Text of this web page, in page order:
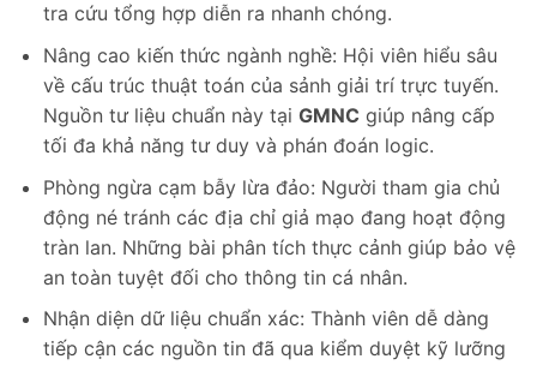
tra cứu tổng hợp diễn ra nhanh chóng.
Nâng cao kiến thức ngành nghề: Hội viên hiểu sâu
về cấu trúc thuật toán của sảnh giải trí trực tuyến.
Nguồn tư liệu chuẩn này tại GMNC giúp nâng cấp
tối đa khả năng tư duy và phán đoán logic.
Phòng ngừa cạm bẫy lừa đảo: Người tham gia chủ
động né tránh các địa chỉ giả mạo đang hoạt động
tràn lan. Những bài phân tích thực cảnh giúp bảo vệ
an toàn tuyệt đối cho thông tin cá nhân.
Nhận diện dữ liệu chuẩn xác: Thành viên dễ dàng
tiếp cận các nguồn tin đã qua kiểm duyệt kỹ lưỡng